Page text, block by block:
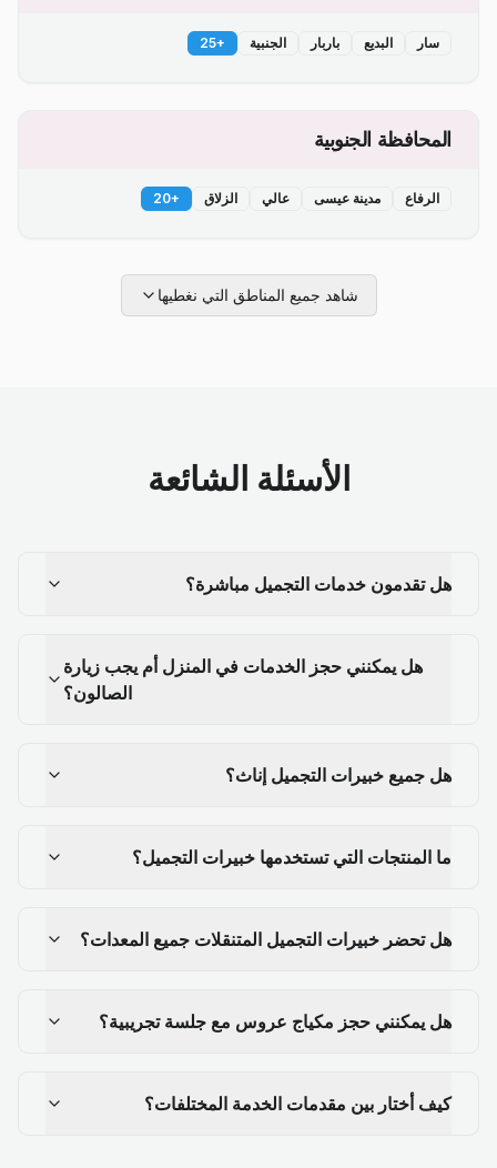
سار البديع باربار الجنبية +
25
المحافظة الجنوبية
الرفاع مدينة عيسى عالي الزلاق +
20
شاهد جميع المناطق التي نغطيها
الأسئلة الشائعة
هل تقدمون خدمات التجميل مباشرة؟
هل يمكنني حجز الخدمات في المنزل أم يجب زيارة
الصالون؟
هل جميع خبيرات التجميل إناث؟
ما المنتجات التي تستخدمها خبيرات التجميل؟
هل تحضر خبيرات التجميل المتنقلات جميع المعدات؟
هل يمكنني حجز مكياج عروس مع جلسة تجريبية؟
كيف أختار بين مقدمات الخدمة المختلفات؟